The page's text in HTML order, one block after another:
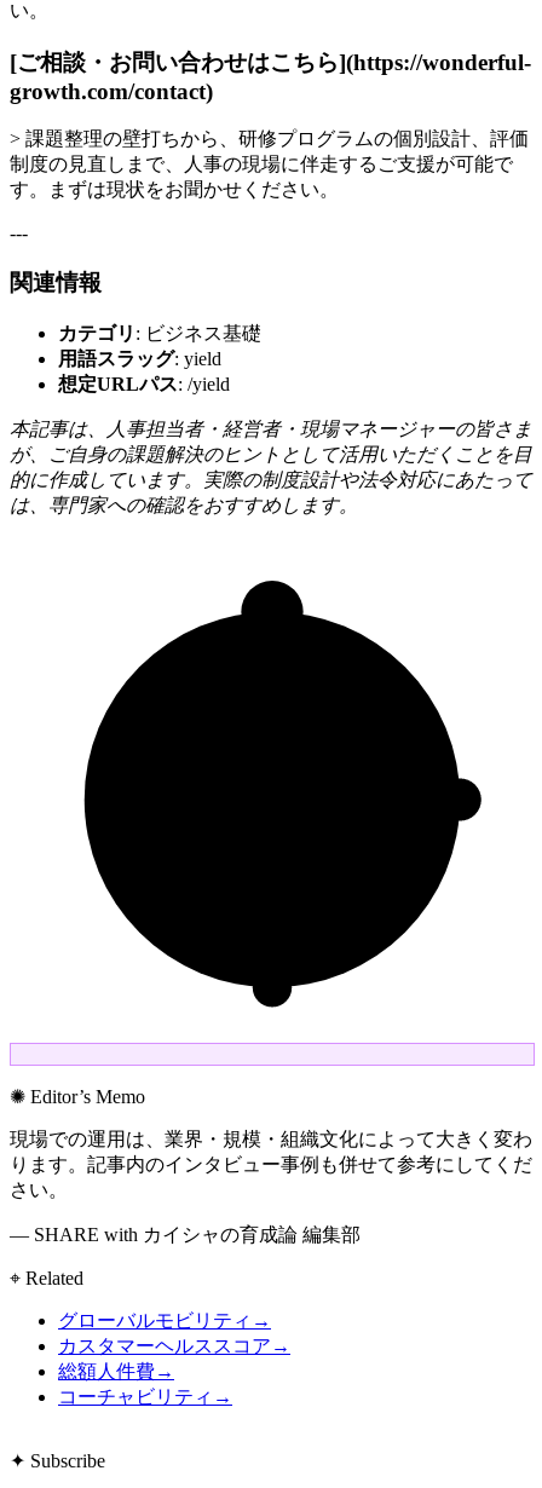
い。
[ご相談・お問い合わせはこちら](https://wonderful-
growth.com/contact)
> 課題整理の壁打ちから、研修プログラムの個別設計、評価
制度の見直しまで、人事の現場に伴走するご支援が可能で
す。まずは現状をお聞かせください。
---
関連情報
カテゴリ : ビジネス基礎
用語スラッグ: yield
想定URLパス: /yield
本記事は、人事担当者・経営者・現場マネージャーの皆さま
が、ご自身の課題解決のヒントとして活用いただくことを目
的に作成しています。実際の制度設計や法令対応にあたって
は、専門家への確認をおすすめします。
✺ Editor’s Memo
現場での運用は、業界・規模・組織文化によって大きく変わ
ります。記事内のインタビュー事例も併せて参考にしてくだ
さい。
— SHARE with カイシャの育成論 編集部
⌖ Related
グローバルモビリティ →
カスタマーヘルススコア →
総額人件費→
コーチャビリティ →
✦ Subscribe